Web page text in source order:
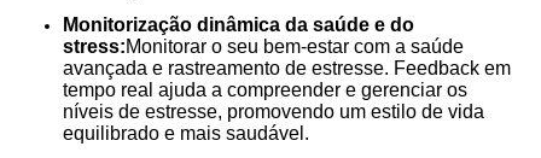
Monitorização dinâmica da saúde e do
stress:Monitorar o seu bem-estar com a saúde
avançada e rastreamento de estresse. Feedback em
tempo real ajuda a compreender e gerenciar os
níveis de estresse, promovendo um estilo de vida
equilibrado e mais saudável.